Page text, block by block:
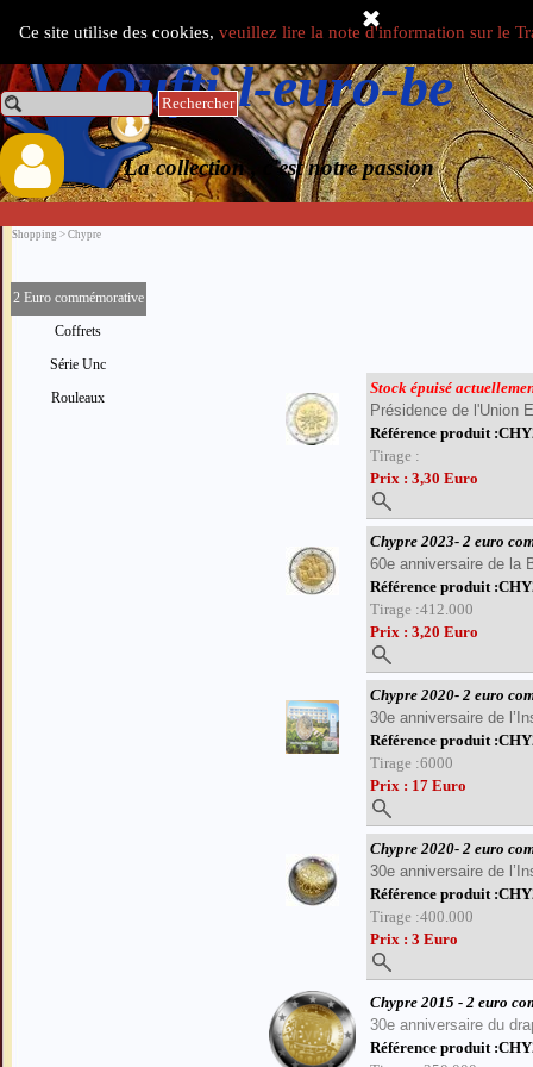
Ce site utilise des cookies, veuillez lire la note d'information sur le
Oufti-l-euro-be
Rechercher
0.00 € La collection , c'est notre passion
Shopping > Chypre
2 Euro commémorative
Coffrets
Série Unc
Rouleaux
Stock épuisé
Présidence de l'Union
Référence produit
Tirage :
Prix : 3,30 Euro
Chypre 2023- 2 euro
60e anniversaire de la
Référence produit
Tirage :412.000
Prix : 3,20 Euro
Chypre 2020- 2 euro
30e anniversaire de
Référence produit
Tirage :6000
Prix : 17 Euro
Chypre 2020- 2 euro
30e anniversaire de
Référence produit
Tirage :400.000
Prix : 3 Euro
Chypre 2015 - 2 euro
30e anniversaire du
Référence produit